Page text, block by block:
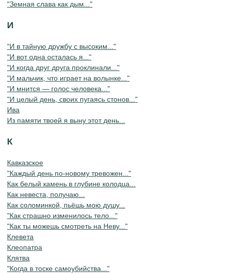
"Земная слава как дым..."
И
"И в тайную дружбу с высоким..."
"И вот одна осталась я..."
"И когда друг друга проклинали..."
"И мальчик, что играет на волынке..."
"И мнится — голос человека..."
"И целый день, своих пугаясь стонов..."
Ива
Из памяти твоей я выну этот день...
К
Кавказское
"Каждый день по-новому тревожен..."
Как белый камень в глубине колодца...
Как невеста, получаю...
Как соломинкой, пьёшь мою душу...
"Как страшно изменилось тело..."
"Как ты можешь смотреть на Неву..."
Клевета
Клеопатра
Клятва
"Когда в тоске самоубийства..."